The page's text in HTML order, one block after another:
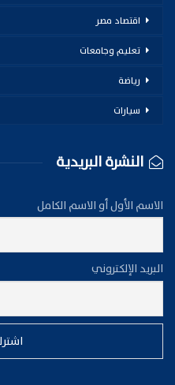
اقتصاد مصر
تعليم وجامعات
رياضة
سيارات
النشرة البريدية
الاسم الأول أو الاسم الكامل
البريد الإلكتروني